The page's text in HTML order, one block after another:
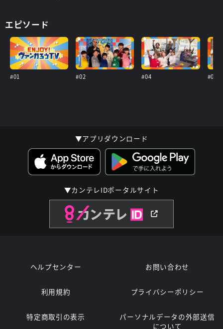
エピソード
#01 #02 #04 #05
▼アプリダウンロード
▼カンテレIDポータルサイト
ヘルプセンター お問い合わせ
利用規約 プライバシーポリシー
特定商取引の表示
パーソナルデータの外部送信
について